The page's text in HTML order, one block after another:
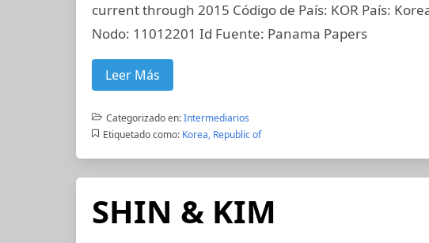
current through 2015 Código de País: KOR País:
Nodo: 11012201 Id Fuente: Panama Papers
Leer Más
Categorizado en:Intermediarios
Etiquetado como: Korea, Republic of
SHIN & KIM